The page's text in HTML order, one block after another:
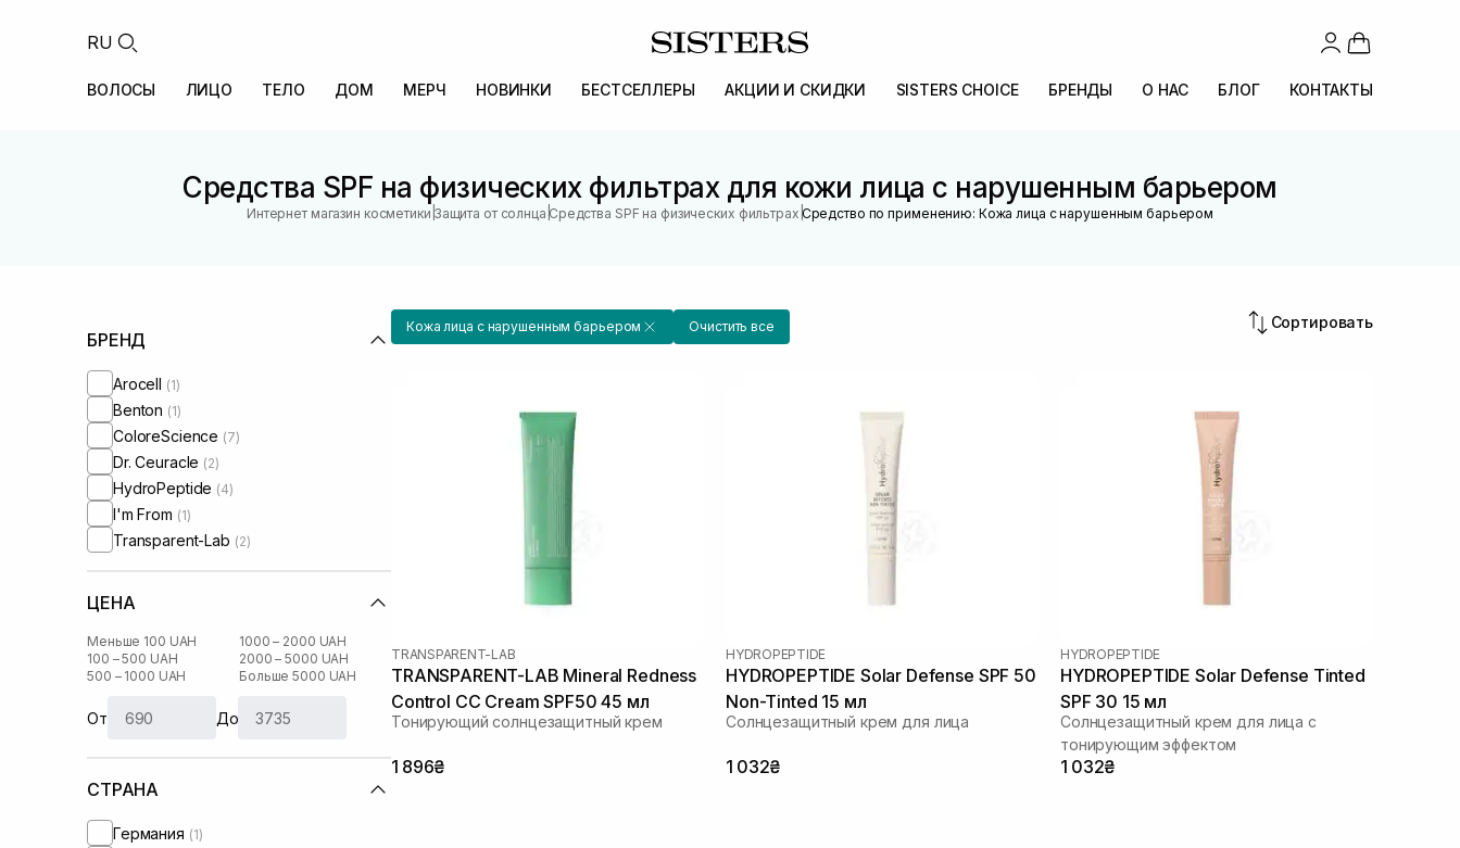
RU
ВОЛОСЫ ЛИЦО ТЕЛО ДОМ МЕРЧ НОВИНКИ БЕСТСЕЛЛЕРЫ АКЦИИ И СКИДКИ SISTERS CHOICE БРЕНДЫ О НАС БЛОГ КОНТАКТЫ
Средства SPF на физических фильтрах для кожи лица с нарушенным барьером
Интернет магазин косметики |Защита от солнца |Средства SPF на физических фильтрах |Средство по применению: Кожа лица с нарушенным барьером
БРЕНД
Arocell (1)
Benton (1)
ColoreScience (7)
Dr. Ceuracle (2)
HydroPeptide (4)
I'm From (1)
Transparent-Lab (2)
ЦЕНА
Меньше 100 UAH
100 – 500 UAH
500 – 1000 UAH
1000 – 2000 UAH
2000 – 5000 UAH
Больше 5000 UAH
От До
СТРАНА
Германия (1)
Кожа лица с нарушенным барьером Очистить все Сортировать
TRANSPARENT-LAB
TRANSPARENT-LAB Mineral Redness
Control CC Cream SPF50 45 мл
Тонирующий солнцезащитный крем
1 896₴
HYDROPEPTIDE
HYDROPEPTIDE Solar Defense SPF 50
Non-Tinted 15 мл
Солнцезащитный крем для лица
1 032₴
HYDROPEPTIDE
HYDROPEPTIDE Solar Defense Tinted
SPF 30 15 мл
Солнцезащитный крем для лица с
тонирующим эффектом
1 032₴